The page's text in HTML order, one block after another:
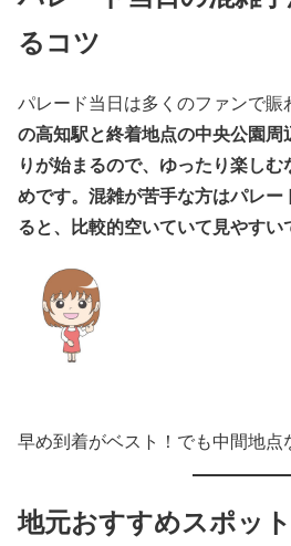
るコツ
パレード当日は多くのファンで賑
の高知駅と終着地点の中央公園
りが始まるので、ゆったり楽し
めです。 混雑が苦手な方はパレ
ると、比較的空いていて見やすい
早め到着がベスト！でも中間地
地元おすすめスポッ